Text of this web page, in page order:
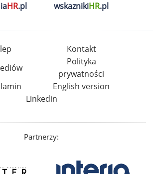
HR.pl wskaznikiHR.pl
Kontakt
Polityka
prywatności
English version
Linkedin
Partnerzy: